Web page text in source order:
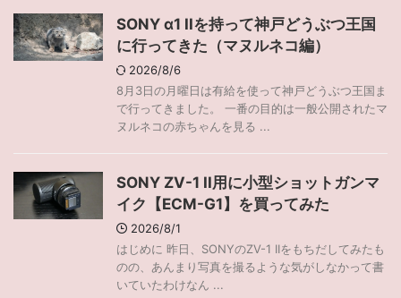
SONY α1 IIを持って神戸どうぶつ王国
に行ってきた（マヌルネコ編）
2026/8/6
8月3日の月曜日は有給を使って神戸どうぶつ王国ま
で行ってきました。 一番の目的は一般公開されたマ
ヌルネコの赤ちゃんを見る ...
SONY ZV-1 II用に小型ショットガンマ
イク【ECM-G1】を買ってみた
2026/8/1
はじめに 昨日、SONYのZV-1 IIをもちだしてみたも
のの、あんまり写真を撮るような気がしなかって書
いていたわけなん ...